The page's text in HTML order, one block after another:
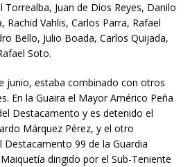
Juan de Dios Reyes, Danilo
Rachid Vahlis, Carlos Parra, Rafael
Bello, Julio Boada, Carlos Quijada,
Soto.
junio, estaba combinado con otros
En la Guaira el Mayor Américo Peña
Destacamento y es detenido el
Márquez Pérez, y el otro
99 de la Guardia
dirigido por el Sub-Teniente